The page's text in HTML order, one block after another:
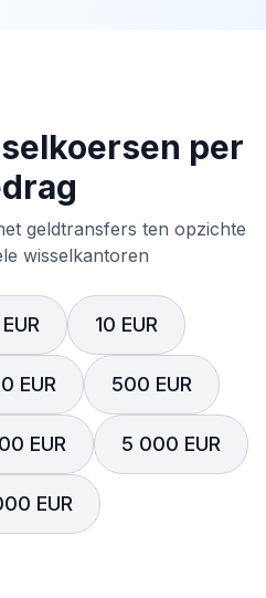
per
geldtransfers ten opzichte
wisselkantoren
10 EUR
EUR 500 EUR
EUR 5 000 EUR
EUR